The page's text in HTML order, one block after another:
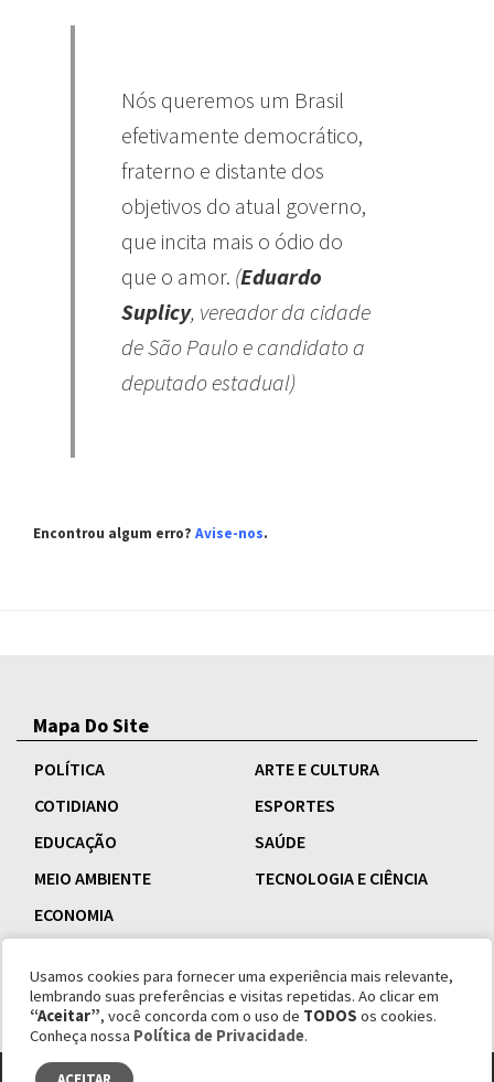
Nós queremos um Brasil
efetivamente democrático,
fraterno e distante dos
objetivos do atual governo,
que incita mais o ódio do
que o amor. (Eduardo
Suplicy, vereador da cidade
de São Paulo e candidato a
deputado estadual)
Encontrou algum erro? Avise-nos.
Mapa Do Site
POLÍTICA
ARTE E CULTURA
COTIDIANO
ESPORTES
EDUCAÇÃO
SAÚDE
MEIO AMBIENTE
TECNOLOGIA E CIÊNCIA
ECONOMIA
Usamos cookies para fornecer uma experiência mais relevante,
lembrando suas preferências e visitas repetidas. Ao clicar em
“Aceitar”, você concorda com o uso de TODOS os cookies.
Conheça nossa Política de Privacidade.